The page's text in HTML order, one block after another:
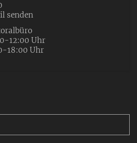
senden
Uhr
Uhr